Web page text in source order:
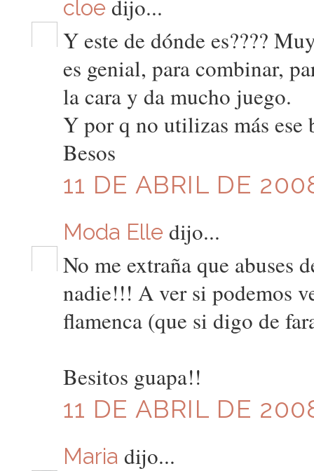
cloe dijo...
Y este de dónde es????
es genial, para combinar,
la cara y da mucho juego.
Y por q no utilizas más
Besos
11 DE ABRIL DE
Moda Elle dijo...
No me extraña que abuses
nadie!!! A ver si podemos
flamenca (que si digo de
Besitos guapa!!
11 DE ABRIL DE
Maria dijo...